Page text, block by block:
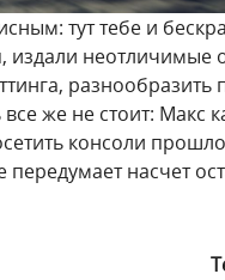
тут тебе и
неотличимые
разнообразить
же не стоит: Макс
консоли
насчет